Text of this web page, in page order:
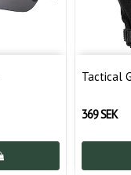
Tactical
369 SEK